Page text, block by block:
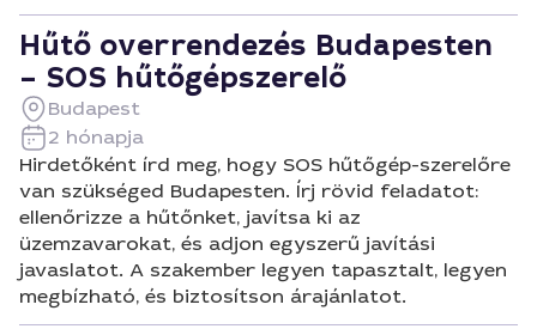
Hűtő overrendezés Budapesten
– SOS hűtőgépszerelő
Budapest
2 hónapja
Hirdetőként írd meg, hogy SOS hűtőgép-szerelőre
van szükséged Budapesten. Írj rövid feladatot:
ellenőrizze a hűtőnket, javítsa ki az
üzemzavarokat, és adjon egyszerű javítási
javaslatot. A szakember legyen tapasztalt, legyen
megbízható, és biztosítson árajánlatot.